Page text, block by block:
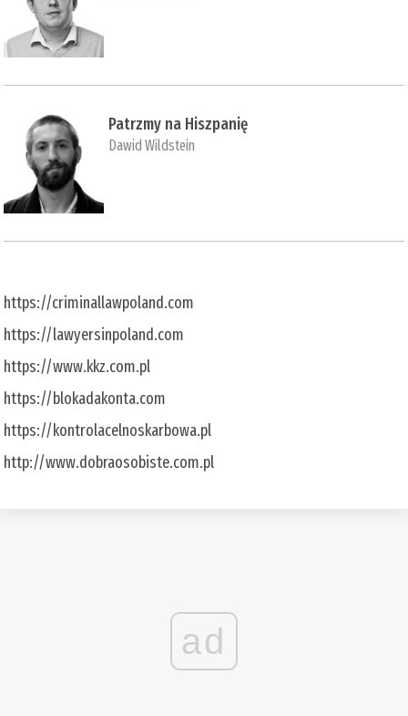
Patrzmy na Hiszpanię
Dawid Wildstein
https://criminallawpoland.com
https://lawyersinpoland.com
https://www.kkz.com.pl
https://blokadakonta.com
https://kontrolacelnoskarbowa.pl
http://www.dobraosobiste.com.pl
ad